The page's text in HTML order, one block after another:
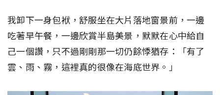
我卸下一身包袱，舒服坐在大片落地窗景前，一邊
吃著早午餐，一邊欣賞半島美景，默默在心中給自
己一個讚，只不過剛剛那一切仍餘悸猶存：「有了
雲、雨、霧，這裡真的很像在海底世界。」